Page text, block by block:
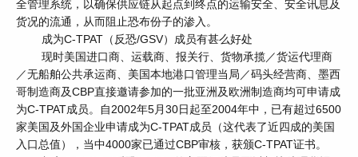
全管理系统，以确保供应链从起点到终点的运输安全、安全讯息及
货况的流通，从而阻止恐布份子的渗入。
成为C-TPAT（反恐/GSV）成员有甚么好处
现时美国进口商、运载商、报关行、货物承揽／货运代理商
／无船舶公共承运商、美国本地港口管理当局／码头经营商、墨西
哥制造商及CBP直接邀请参加的一批亚洲及欧洲制造商均可申请成
为C-TPAT成员。自2002年5月30日起至2004年中，已有超过6500
家美国及外国企业申请成为C-TPAT成员（这代表了近四成的美国
入口总值），当中4000家已通过CBP审核，获颁C-TPAT证书。